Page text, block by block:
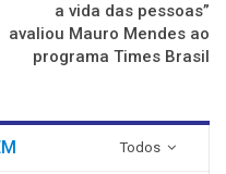
a vida das pessoas”
avaliou Mauro Mendes ao
programa Times Brasil
Todos